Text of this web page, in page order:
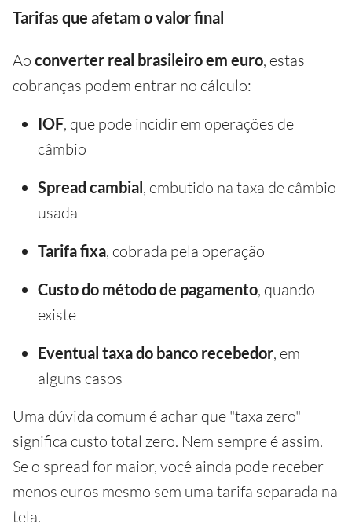
Tarifas que afetam o valor final
Ao converter real brasileiro em euro, estas
cobranças podem entrar no cálculo:
IOF, que pode incidir em operações de
câmbio
Spread cambial, embutido na taxa de câmbio
usada
Tarifa fixa, cobrada pela operação
Custo do método de pagamento, quando
existe
Eventual taxa do banco recebedor, em
alguns casos
Uma dúvida comum é achar que "taxa zero"
significa custo total zero. Nem sempre é assim.
Se o spread for maior, você ainda pode receber
menos euros mesmo sem uma tarifa separada na
tela.